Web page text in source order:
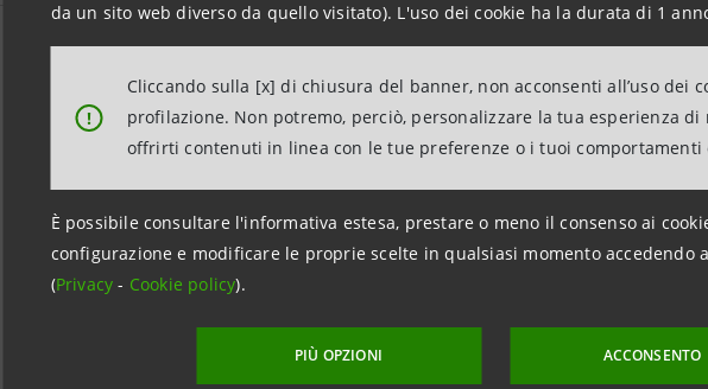
da un sito web diverso da quello visitato). L'uso dei cookie ha la durata di 1
!
Cliccando sulla [x] di chiusura del banner, non acconsenti all’uso dei
profilazione. Non potremo, perciò, personalizzare la tua esperienza di
offrirti contenuti in linea con le tue preferenze o i tuoi comportamenti
È possibile consultare l'informativa estesa, prestare o meno il consenso ai
configurazione e modificare le proprie scelte in qualsiasi momento accedendo
(Privacy- Cookie policy).
PIÙ OPZIONI ACCONSENTO
Report del 14 aprile 2022
Report del 14 ottobre 2021
Data ultimo aggiornamento 16 ottobre 2023 alle ore 11:11:09